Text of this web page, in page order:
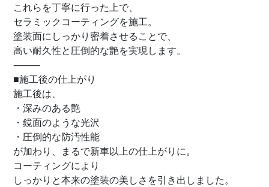
これらを丁寧に行った上で、
セラミックコーティングを施工。
塗装面にしっかり密着させることで、
高い耐久性と圧倒的な艶を実現します。
⸻
■施工後の仕上がり
施工後は、
・深みのある艶
・鏡面のような光沢
・圧倒的な防汚性能
が加わり、まるで新車以上の仕上がりに。
コーティングにより
しっかりと本来の塗装の美しさを引き出しました。